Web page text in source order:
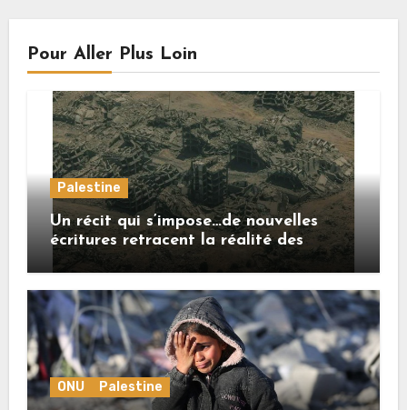
Pour Aller Plus Loin
Palestine
Un récit qui s’impose…de nouvelles
écritures retracent la réalité des
crimes sionistes à Gaza
ONU Palestine